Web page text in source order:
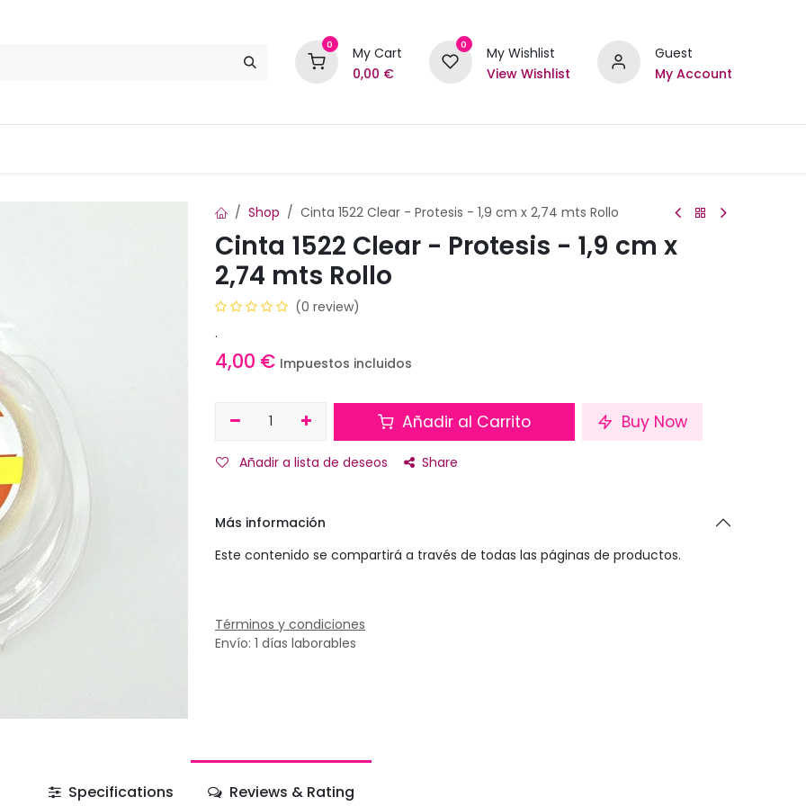
0
My Cart
0,00 €
0
My Wishlist
View Wishlist
Guest
My Account
Shop Cinta 1522 Clear - Protesis - 1,9 cm x 2,74 mts Rollo
Cinta 1522 Clear - Protesis - 1,9 cm x
2,74 mts Rollo
(0 review)
.
4,00 € Impuestos incluidos
Añadir al Carrito Buy Now
Añadir a lista de deseos Share
Más información
Este contenido se compartirá a través de todas las páginas de productos.
Términos y condiciones
Envío: 1 días laborables
Specifications Reviews & Rating